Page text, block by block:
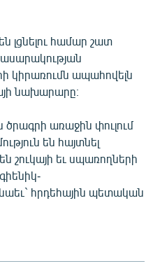
լցնելու համար շատ
կիրառումն ապահովելն
նախարարը։
առաջին փուլում
են հայտնել
շուկայի եւ սպառողների
հրդեհային պետական